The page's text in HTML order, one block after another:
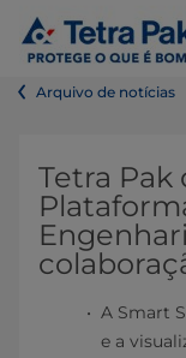
Arquivo de notícias
Tetra Pak
A Smart
e a